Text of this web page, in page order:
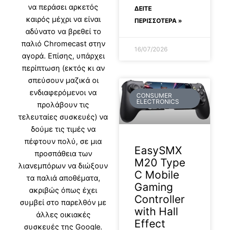
να περάσει αρκετός
καιρός μέχρι να είναι
αδύνατο να βρεθεί το
παλιό Chromecast στην
αγορά. Επίσης, υπάρχει
περίπτωση (εκτός κι αν
σπεύσουν μαζικά οι
ενδιαφερόμενοι να
προλάβουν τις
τελευταίες συσκευές) να
δούμε τις τιμές να
πέφτουν πολύ, σε μια
προσπάθεια των
λιανεμπόρων να διώξουν
τα παλιά αποθέματα,
ακριβώς όπως έχει
συμβεί στο παρελθόν με
άλλες οικιακές
συσκευές της Google.
ΔΕΊΤΕ
ΠΕΡΙΣΣΟΤΕΡΑ »
16/07/2026
CONSUMER
ELECTRONICS
EasySMX
M20 Type
C Mobile
Gaming
Controller
with Hall
Effect